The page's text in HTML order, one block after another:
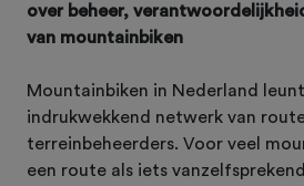
over beheer,
van mountainbiken
Mountainbiken in Nederland
indrukwekkend netwerk van
terreinbeheerders. Voor veel
een route als iets